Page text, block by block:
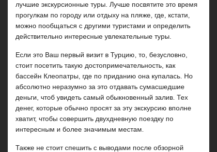
лучшие экскурсионные туры. Лучше посвятите это время
прогулкам по городу или отдыху на пляже, где, кстати,
можно пообщаться с другими туристами и определить
действительно интересные увлекательные туры.
Если это Ваш первый визит в Турцию, то, безусловно,
стоит посетить такую достопримечательность, как
бассейн Клеопатры, где по приданию она купалась. Но
абсолютно неразумно за это отдавать сумасшедшие
деньги, чтоб увидеть самый обыкновенный залив. Тех
денег, которые обычно просят за эту экскурсию вполне
хватит, чтобы совершить двухдневную поездку по
интересным и более значимым местам.
Также не стоит спешить с выводами после обзорной